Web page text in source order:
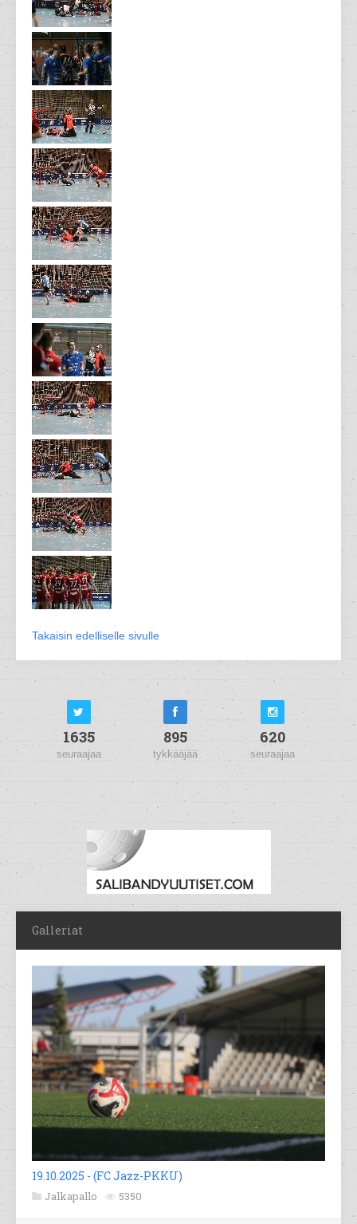
Takaisin edelliselle sivulle
1635
seuraajaa
895
tykkääjää
620
seuraajaa
Galleriat
19.10.2025 - (FC Jazz-PKKU)
Jalkapallo 5350